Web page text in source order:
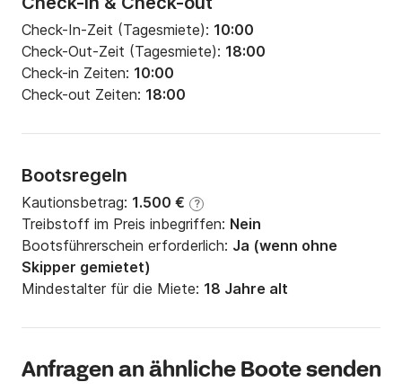
Check-In-Zeit (Tagesmiete): 10:00
Check-Out-Zeit (Tagesmiete): 18:00
Check-in Zeiten: 10:00
Check-out Zeiten: 18:00
Bootsregeln
Kautionsbetrag: 1.500 € ?
Treibstoff im Preis inbegriffen: Nein
Bootsführerschein erforderlich: Ja (wenn ohne
Skipper gemietet)
Mindestalter für die Miete: 18 Jahre alt
Anfragen an ähnliche Boote senden